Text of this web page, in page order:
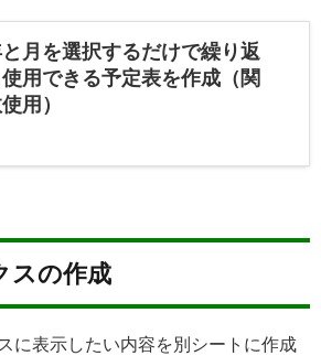
月を選択するだけで繰り返
使用できる予定表を作成（関
用）
スの作成
に表示したい内容を別シートに作成